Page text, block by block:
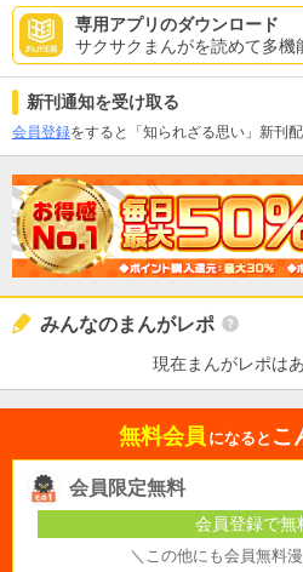
専用アプリのダウンロード
サクサクまんがを読めて多機
新刊通知を受け取る
会員登録をすると「知られざる思い」新刊
みんなのまんがレポ
現在まんがレポは
無料会員 になると こ
会員限定無料
会員登録で無
＼この他にも会員無料